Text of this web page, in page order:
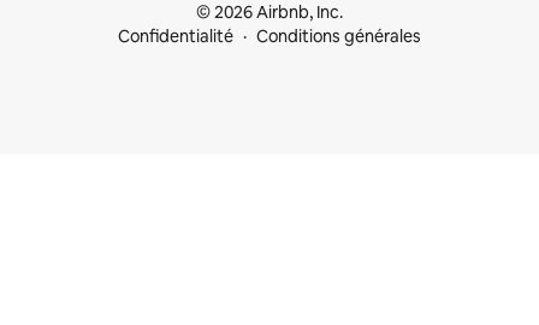
© 2026 Airbnb, Inc.
Confidentialité
Conditions générales